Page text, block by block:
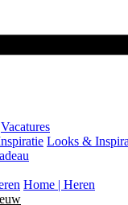
Vacatures
Looks &
Home | Heren